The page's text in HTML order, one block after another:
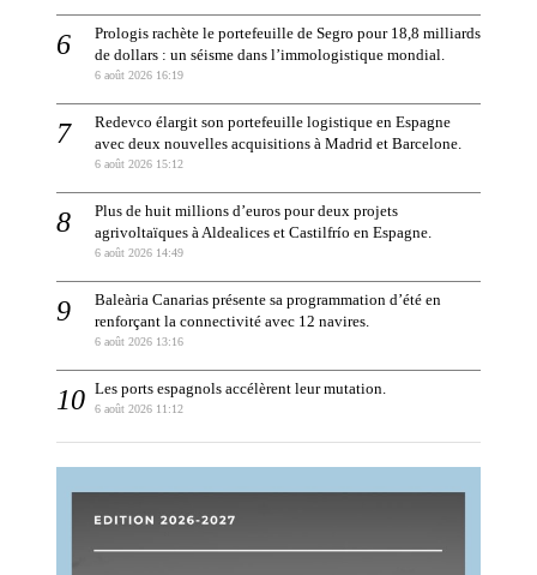
Prologis rachète le portefeuille de Segro pour 18,8 milliards
de dollars : un séisme dans l’immologistique mondial.
6 août 2026 16:19
Redevco élargit son portefeuille logistique en Espagne
avec deux nouvelles acquisitions à Madrid et Barcelone.
6 août 2026 15:12
Plus de huit millions d’euros pour deux projets
agrivoltaïques à Aldealices et Castilfrío en Espagne.
6 août 2026 14:49
Baleària Canarias présente sa programmation d’été en
renforçant la connectivité avec 12 navires.
6 août 2026 13:16
Les ports espagnols accélèrent leur mutation.
6 août 2026 11:12